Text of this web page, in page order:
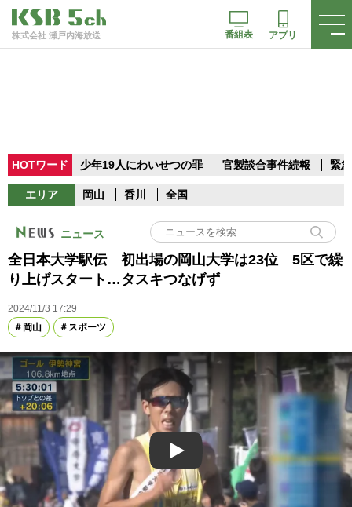
株式会社 瀬戸内海放送 番組表 アプリ
HOTワード 少年19人にわいせつの罪 官製談合事件続報 緊
エリア 岡山 香川 全国
ニュース
全日本大学駅伝 初出場の岡山大学は23位 5区で繰
り上げスタート…タスキつなげず
2024/11/3 17:29
岡山
スポーツ
Play